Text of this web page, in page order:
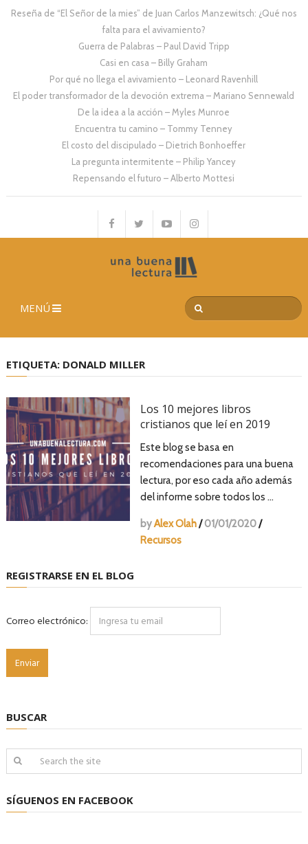
Reseña de “El Señor de la mies” de Juan Carlos Manzewitsch: ¿Qué nos
falta para el avivamiento?
Guerra de Palabras – Paul David Tripp
Casi en casa – Billy Graham
Por qué no llega el avivamiento – Leonard Ravenhill
El poder transformador de la devoción extrema – Mariano Sennewald
De la idea a la acción – Myles Munroe
Encuentra tu camino – Tommy Tenney
El costo del discipulado – Dietrich Bonhoeffer
La pregunta intermitente – Philip Yancey
Repensando el futuro – Alberto Mottesi
MENÚ
ETIQUETA: DONALD MILLER
Los 10 mejores libros
cristianos que leí en 2019
Este blog se basa en
recomendaciones para una buena
lectura, por eso cada año además
del informe sobre todos los …
byAlex Olah/ 01/01/2020/
Recursos
REGISTRARSE EN EL BLOG
Correo electrónico:
BUSCAR
SÍGUENOS EN FACEBOOK